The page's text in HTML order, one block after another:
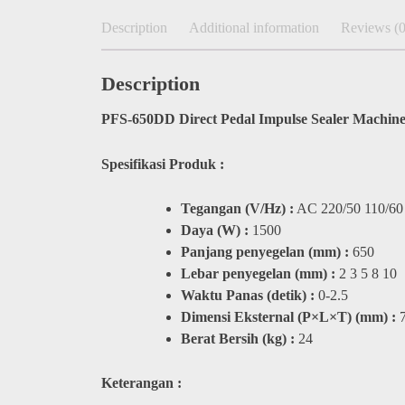
Description Additional information Reviews
Description
PFS-650DD Direct Pedal Impulse Sealer Machine​
Spesifikasi Produk :
Tegangan (V/Hz) : AC 220/50 110/60
Daya (W) : 1500
Panjang penyegelan (mm) : 650
Lebar penyegelan (mm) : 2 3 5 8 10
Waktu Panas (detik) : 0-2.5
Dimensi Eksternal (P×L×T) (mm) :
Berat Bersih (kg) : 24
Keterangan :